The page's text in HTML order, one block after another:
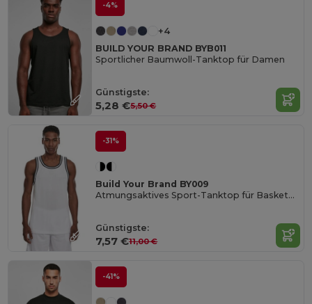
-4%
+4
BUILD YOUR BRAND BYB011
Sportlicher Baumwoll-Tanktop für Damen
Günstigste:
5,28 €5,50 €
-31%
Build Your Brand BY009
Atmungsaktives Sport-Tanktop für Basketball & Fitness
Günstigste:
7,57 €11,00 €
-41%